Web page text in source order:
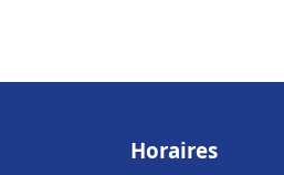
Horaires